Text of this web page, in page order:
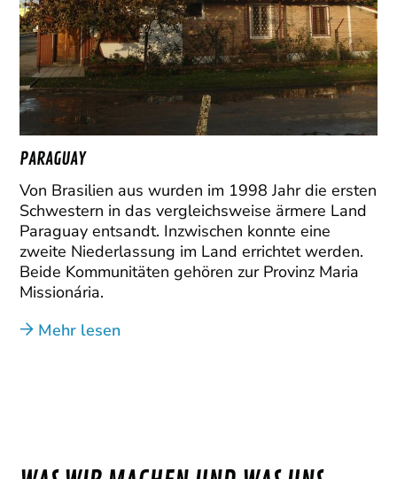
PARAGUAY
Von Brasilien aus wurden im 1998 Jahr die ersten
Schwestern in das vergleichsweise ärmere Land
Paraguay entsandt. Inzwischen konnte eine
zweite Niederlassung im Land errichtet werden.
Beide Kommunitäten gehören zur Provinz Maria
Missionária.
Mehr lesen